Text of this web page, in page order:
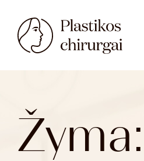
Žyma: